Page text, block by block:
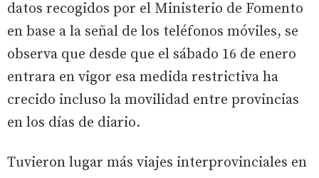
datos recogidos por el Ministerio de Fomento
en base a la señal de los teléfonos móviles, se
observa que desde que el sábado 16 de enero
entrara en vigor esa medida restrictiva ha
crecido incluso la movilidad entre provincias
en los días de diario.
Tuvieron lugar más viajes interprovinciales en